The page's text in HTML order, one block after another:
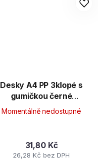
Desky A4 PP 3klopé s
gumičkou černé
neprůhledné
Momentálně nedostupné
26,28 Kč bez DPH
31,80 Kč